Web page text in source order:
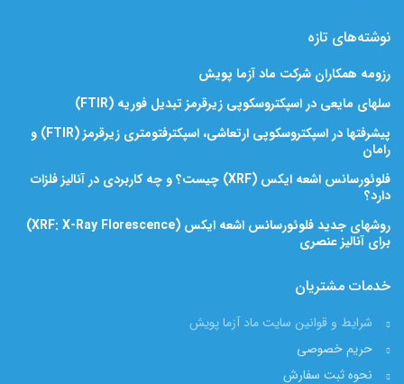
نوشته‌های تازه
رزومه همکاران شرکت ماد آزما پویش
سلهای مایعی در اسپکتروسکوپی زیرقرمز تبدیل فوریه (FTIR)
پیشرفتها در اسپکتروسکوپی ارتعاشی، اسپکترفتومتری زیرقرمز (FTIR) و
رامان
فلوئورسانس اشعه ایکس (XRF) چیست؟ و چه کاربردی در آنالیز فلزات
دارد؟
روشهای جدید فلوئورسانس اشعه ایکس (XRF: X-Ray Florescence)
برای آنالیز عنصری
خدمات مشتریان
شرایط و قوانین سایت ماد آزما پویش
حریم خصوصی
نحوه ثبت سفارش